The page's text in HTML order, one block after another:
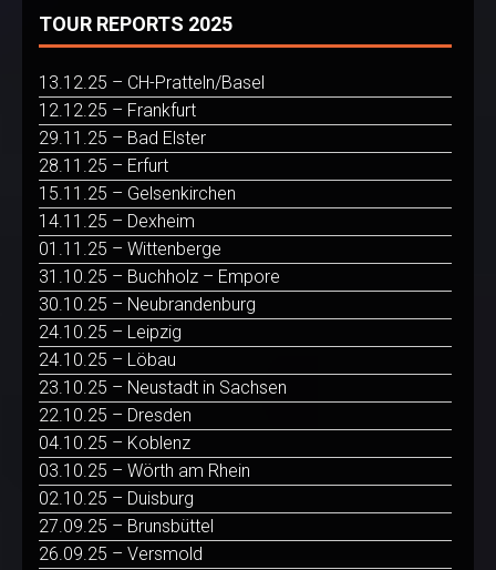
TOUR REPORTS 2025
13.12.25 – CH-Pratteln/Basel
12.12.25 – Frankfurt
29.11.25 – Bad Elster
28.11.25 – Erfurt
15.11.25 – Gelsenkirchen
14.11.25 – Dexheim
01.11.25 – Wittenberge
31.10.25 – Buchholz – Empore
30.10.25 – Neubrandenburg
24.10.25 – Leipzig
24.10.25 – Löbau
23.10.25 – Neustadt in Sachsen
22.10.25 – Dresden
04.10.25 – Koblenz
03.10.25 – Wörth am Rhein
02.10.25 – Duisburg
27.09.25 – Brunsbüttel
26.09.25 – Versmold